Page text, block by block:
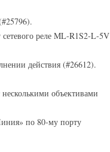
реле ML‑R1S2‑L‑5V
действия (#26612).
объективами
по 80‑му порту